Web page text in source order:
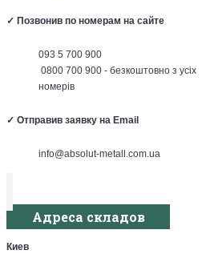
✓ Позвонив по номерам на сайте
093 5 700 900
0800 700 900 - безкоштовно з усіх
номерів
✓ Отправив заявку на Email
info@absolut-metall.com.ua
Адреса складов
Киев